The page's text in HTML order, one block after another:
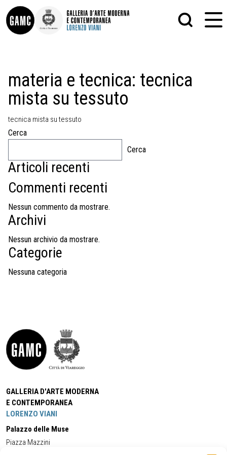
CONTATTI
DIDATTICA
SHOP
LE COLLEZIONI
GLI AUTORI
MOSTRE
EVENTI
PALAZZO DELLE MUSE
GRAFICA
PITTURA
SCULTURA
STAMPA
materia e tecnica: tecnica
mista su tessuto
tecnica mista su tessuto
Cerca
Cerca
Articoli recenti
Commenti recenti
Nessun commento da mostrare.
Archivi
Nessun archivio da mostrare.
Categorie
Nessuna categoria
GALLERIA D'ARTE MODERNA
E CONTEMPORANEA
LORENZO VIANI
Palazzo delle Muse
Piazza Mazzini